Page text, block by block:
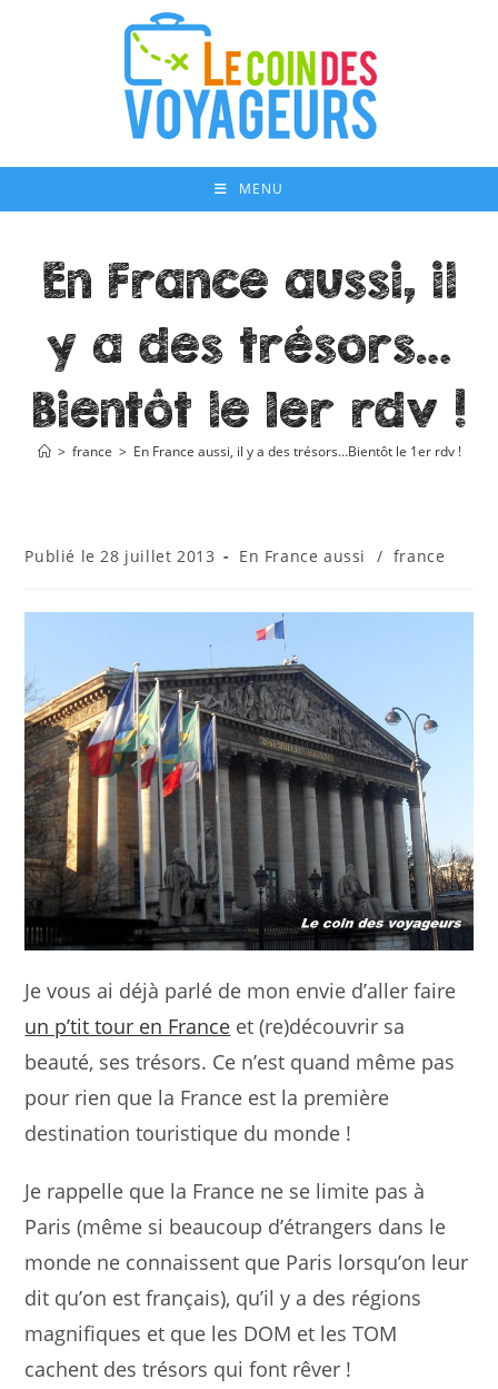
MENU
En France aussi, il
y a des trésors…
Bientôt le 1er rdv !
> france > En France aussi, il y a des trésors…Bientôt le 1er rdv !
Publication
28 juillet 2013
Post
En France aussi / france
Je vous ai déjà parlé de mon envie d’aller faire
un p’tit tour en France et (re)découvrir sa
beauté, ses trésors. Ce n’est quand même pas
pour rien que la France est la première
destination touristique du monde !
Je rappelle que la France ne se limite pas à
Paris (même si beaucoup d’étrangers dans le
monde ne connaissent que Paris lorsqu’on leur
dit qu’on est français), qu’il y a des régions
magnifiques et que les DOM et les TOM
cachent des trésors qui font rêver !